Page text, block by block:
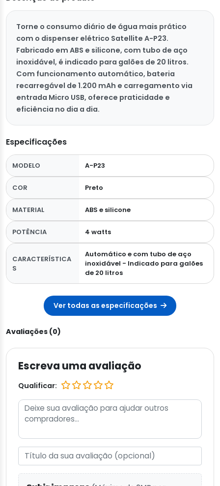
Torne o consumo diário de água mais prático
com o dispenser elétrico Satellite A-P23.
Fabricado em ABS e silicone, com tubo de aço
inoxidável, é indicado para galões de 20 litros.
Com funcionamento automático, bateria
recarregável de 1.200 mAh e carregamento via
entrada Micro USB, oferece praticidade e
eficiência no dia a dia.
Especificações
MODELO A-P23
COR Preto
MATERIAL ABS e silicone
POTÊNCIA 4 watts
CARACTERÍSTICA
S
Automático e com tubo de aço
inoxidável - Indicado para galões
de 20 litros
Ver todas as especificações
Avaliações (0)
Escreva uma avaliação
Qualificar: